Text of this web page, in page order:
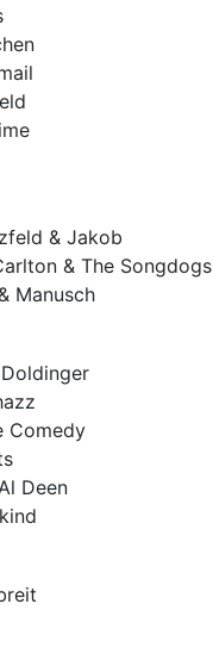
& Jakob
& The Songdogs
Manusch
Comedy
Deen